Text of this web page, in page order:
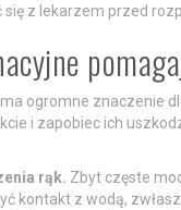
z lekarzem przed
ogromne znaczenie
i zapobiec ich
rąk. Zbyt częste
kontakt z wodą,